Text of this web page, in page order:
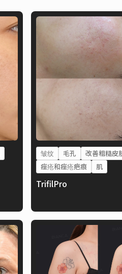
皱纹 毛孔
改善粗糙皮
痤疮和痤疮疤痕
肌
TrifilPro